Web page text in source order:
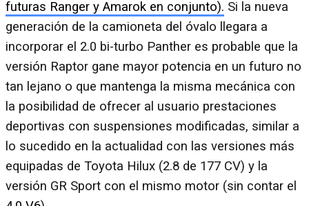
futuras Ranger y Amarok en conjunto). Si la nueva
generación de la camioneta del óvalo llegara a
incorporar el 2.0 bi-turbo Panther es probable que la
versión Raptor gane mayor potencia en un futuro no
tan lejano o que mantenga la misma mecánica con
la posibilidad de ofrecer al usuario prestaciones
deportivas con suspensiones modificadas, similar a
lo sucedido en la actualidad con las versiones más
equipadas de Toyota Hilux (2.8 de 177 CV) y la
versión GR Sport con el mismo motor (sin contar el